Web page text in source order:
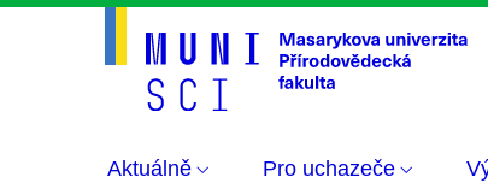
Aktuálně Pro uchazeče